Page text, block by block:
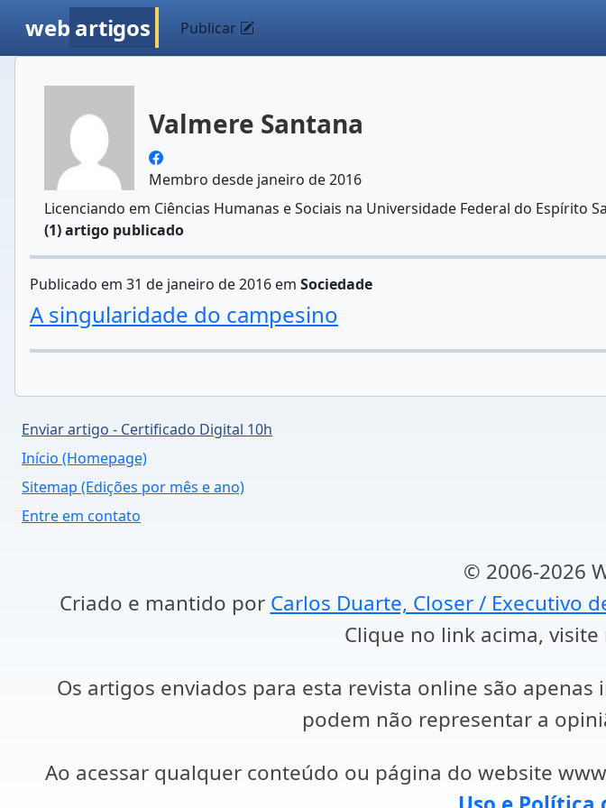
web artigos Publicar
Valmere Santana
Membro desde janeiro de 2016
Licenciando em Ciências Humanas e Sociais na Universidade Federal do Espírito
(1) artigo publicado
Publicado em 31 de janeiro de 2016 em Sociedade
A singularidade do campesino
Enviar artigo - Certificado Digital 10h
Início (Homepage)
Sitemap (Edições por mês e ano)
Entre em contato
© 2006-2026
Criado e mantido por Carlos Duarte, Closer / Executivo
Clique no link acima,
Os artigos enviados para esta revista online são
podem não representar a
Ao acessar qualquer conteúdo ou página do website